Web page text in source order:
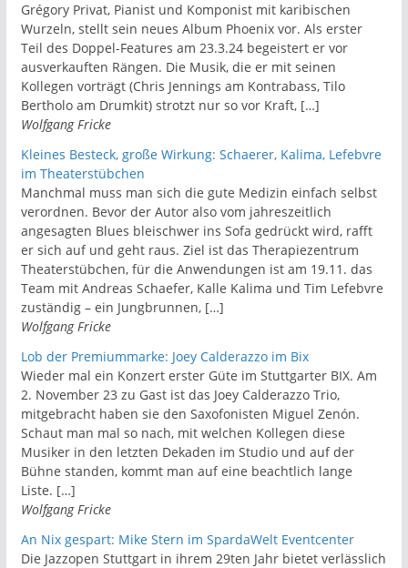
Grégory Privat, Pianist und Komponist mit karibischen
Wurzeln, stellt sein neues Album Phoenix vor. Als erster
Teil des Doppel-Features am 23.3.24 begeistert er vor
ausverkauften Rängen. Die Musik, die er mit seinen
Kollegen vorträgt (Chris Jennings am Kontrabass, Tilo
Bertholo am Drumkit) strotzt nur so vor Kraft, […]
Wolfgang Fricke
Kleines Besteck, große Wirkung: Schaerer, Kalima, Lefebvre
im Theaterstübchen
Manchmal muss man sich die gute Medizin einfach selbst
verordnen. Bevor der Autor also vom jahreszeitlich
angesagten Blues bleischwer ins Sofa gedrückt wird, rafft
er sich auf und geht raus. Ziel ist das Therapiezentrum
Theaterstübchen, für die Anwendungen ist am 19.11. das
Team mit Andreas Schaefer, Kalle Kalima und Tim Lefebvre
zuständig – ein Jungbrunnen, […]
Wolfgang Fricke
Lob der Premiummarke: Joey Calderazzo im Bix
Wieder mal ein Konzert erster Güte im Stuttgarter BIX. Am
2. November 23 zu Gast ist das Joey Calderazzo Trio,
mitgebracht haben sie den Saxofonisten Miguel Zenón.
Schaut man mal so nach, mit welchen Kollegen diese
Musiker in den letzten Dekaden im Studio und auf der
Bühne standen, kommt man auf eine beachtlich lange
Liste. […]
Wolfgang Fricke
An Nix gespart: Mike Stern im SpardaWelt Eventcenter
Die Jazzopen Stuttgart in ihrem 29ten Jahr bietet verlässlich